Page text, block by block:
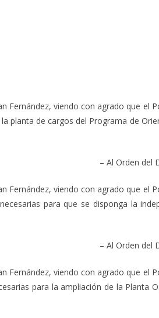
Fernández, viendo con agrado que el
planta de cargos del Programa de
– Al Orden del
viendo con agrado que el
para que se disponga la
– Al Orden del
viendo con agrado que el
para la ampliación de la Planta